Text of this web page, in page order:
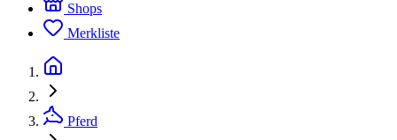
Shops
Merkliste
Pferd